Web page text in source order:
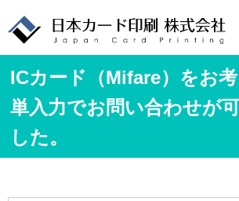
ICカード（Mifare）をお
単入力でお問い合わせが
した。